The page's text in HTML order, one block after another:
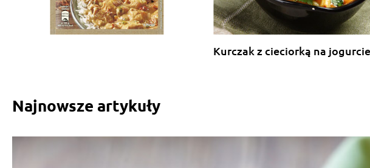
Kurczak z cieciorką na jogurcie
Najnowsze artykuły